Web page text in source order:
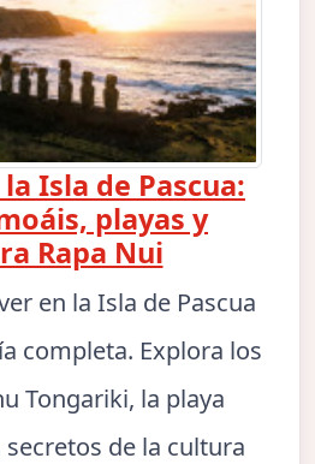
Isla de Pascua:
playas y
Rapa Nui
en la Isla de Pascua
completa. Explora los
Tongariki, la playa
de la cultura